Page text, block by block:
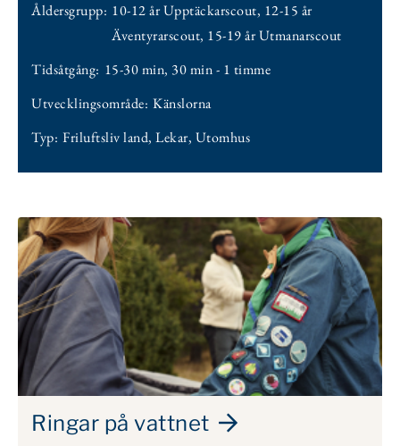
Åldersgrupp: 10-12 år Upptäckarscout, 12-15 år
Äventyrarscout, 15-19 år Utmanarscout
Tidsåtgång: 15-30 min, 30 min - 1 timme
Utvecklingsområde: Känslorna
Typ: Friluftsliv land, Lekar, Utomhus
Ringar på vattnet